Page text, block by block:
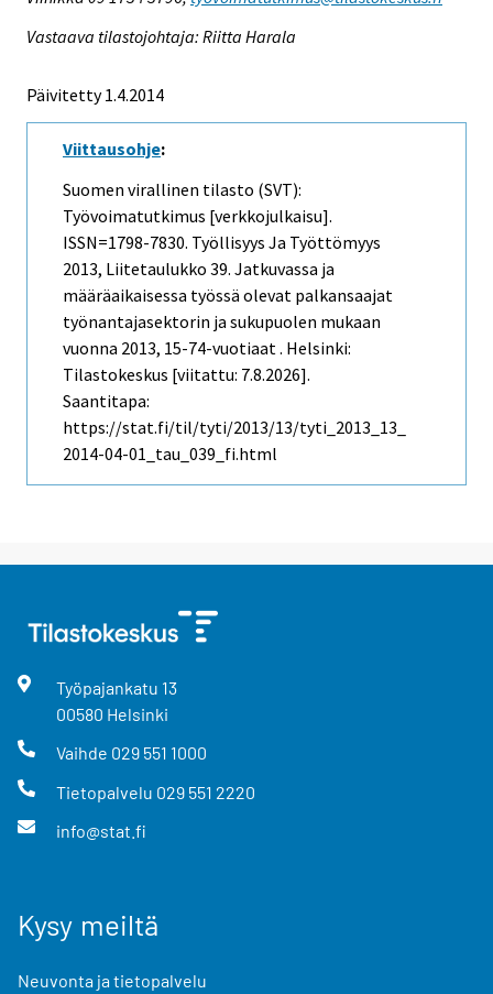
Vastaava tilastojohtaja: Riitta Harala
Päivitetty 1.4.2014
Viittausohje:
Suomen virallinen tilasto (SVT):
Työvoimatutkimus [verkkojulkaisu].
ISSN=1798-7830. Työllisyys Ja Työttömyys
2013, Liitetaulukko 39. Jatkuvassa ja
määräaikaisessa työssä olevat palkansaajat
työnantajasektorin ja sukupuolen mukaan
vuonna 2013, 15-74-vuotiaat . Helsinki:
Tilastokeskus [viitattu: 7.8.2026].
Saantitapa:
https://stat.fi/til/tyti/2013/13/tyti_2013_13_
2014-04-01_tau_039_fi.html
Työpajankatu 13
00580 Helsinki
Vaihde 029 551 1000
Tietopalvelu 029 551 2220
info@stat.fi
Kysy meiltä
Neuvonta ja tietopalvelu